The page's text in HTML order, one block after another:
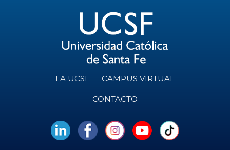
LA UCSF CAMPUS VIRTUAL
CONTACTO